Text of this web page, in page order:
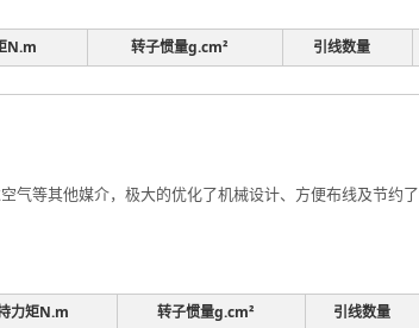
N.m 转子惯量g.cm² 引线数量
气等其他媒介，极大的优化了机械设计、方便布线及节约
力矩N.m 转子惯量g.cm² 引线数量